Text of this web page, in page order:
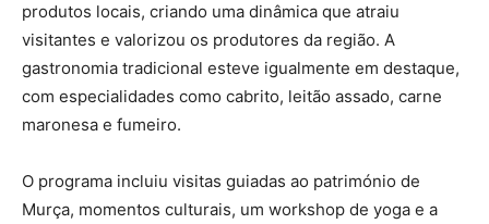
produtos locais, criando uma dinâmica que atraiu
visitantes e valorizou os produtores da região. A
gastronomia tradicional esteve igualmente em destaque,
com especialidades como cabrito, leitão assado, carne
maronesa e fumeiro.
O programa incluiu visitas guiadas ao património de
Murça, momentos culturais, um workshop de yoga e a